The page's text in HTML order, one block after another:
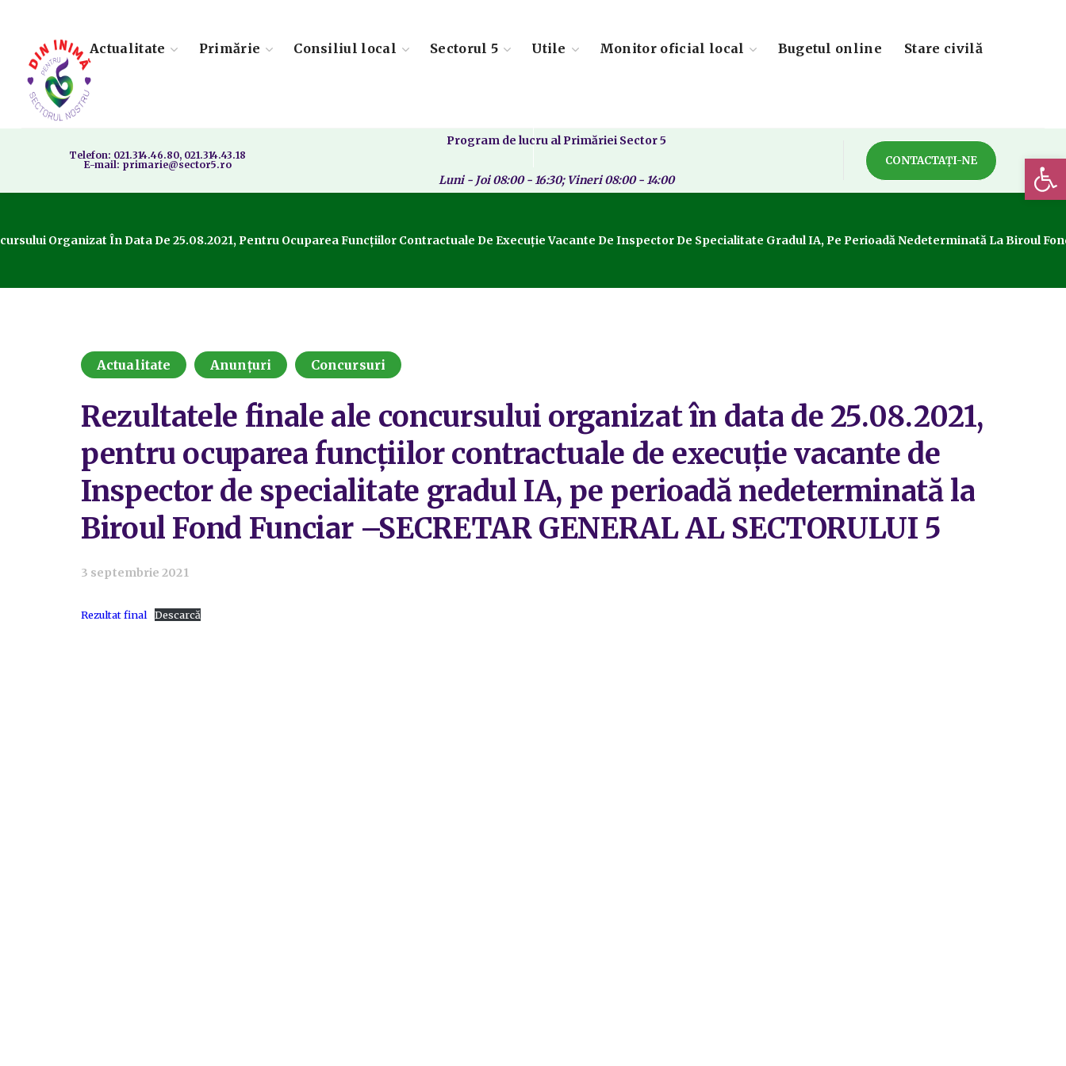
Actualitate Primărie Consiliul local Sectorul 5 Utile Monitor oficial local Bugetul online Stare civilă
Telefon: 021.314.46.80, 021.314.43.18
E-mail: primarie@sector5.ro
Program de lucru al Primăriei Sector 5
Luni - Joi 08:00 - 16:30; Vineri 08:00 - 14:00
CONTACTAȚI-NE
Organizat În Data De 25.08.2021, Pentru Ocuparea Funcțiilor Contractuale De Execuție Vacante De Inspector De Specialitate Gradul IA, Pe Perioadă Nedeterminată La Biroul Fond
Actualitate Anunțuri Concursuri
Rezultatele finale ale concursului organizat în data de 25.08.2021,
pentru ocuparea funcțiilor contractuale de execuție vacante de
Inspector de specialitate gradul IA, pe perioadă nedeterminată la
Biroul Fond Funciar –SECRETAR GENERAL AL SECTORULUI 5
3 septembrie 2021
Rezultat final Descarcă